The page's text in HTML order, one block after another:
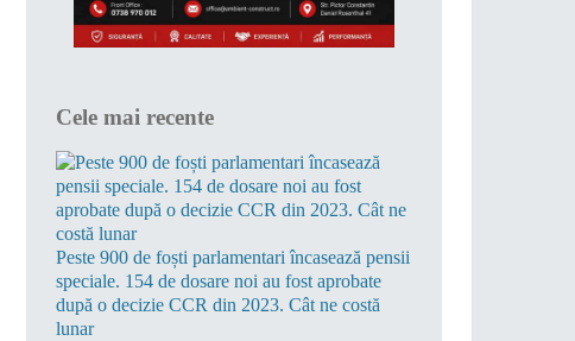
Cele mai recente
Peste 900 de foști parlamentari încasează pensii
speciale. 154 de dosare noi au fost aprobate
după o decizie CCR din 2023. Cât ne costă
lunar